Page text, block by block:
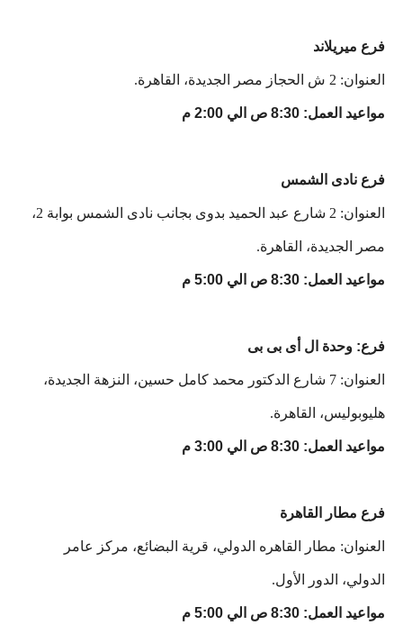
فرع ميريلاند
العنوان: 2 ش الحجاز مصر الجديدة، القاهرة.
مواعيد العمل: 8:30 ص الي 2:00 م
فرع نادى الشمس
العنوان: 2 شارع عبد الحميد بدوى بجانب نادى الشمس بوابة 2،
مصر الجديدة، القاهرة.
مواعيد العمل: 8:30 ص الي 5:00 م
فرع: وحدة ال أى بى بى
العنوان: 7 شارع الدكتور محمد كامل حسين، النزهة الجديدة،
هليوبوليس، القاهرة.
مواعيد العمل: 8:30 ص الي 3:00 م
فرع مطار القاهرة
العنوان: مطار القاهره الدولي، قرية البضائع، مركز عامر
الدولي، الدور الأول.
مواعيد العمل: 8:30 ص الي 5:00 م